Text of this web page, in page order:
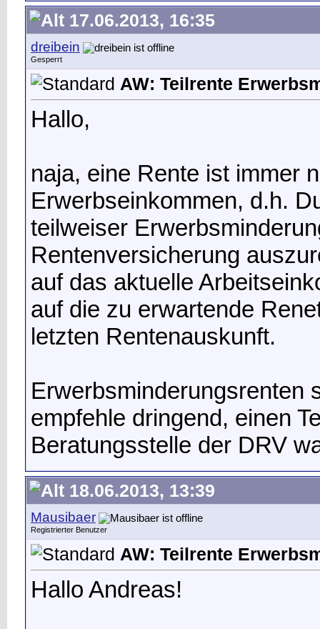
17.06.2013, 16:35
dreibein
Gesperrt
AW: Teilrente
Hallo,
naja, eine Rente ist immer
Erwerbseinkommen, d.h.
teilweiser
Rentenversicherung
auf das aktuelle
auf die zu erwartende
letzten Rentenauskunft.
Erwerbsminderungsrenten
empfehle dringend, einen
Beratungsstelle der DRV
18.06.2013, 13:39
Mausibaer
Registrierter Benutzer
AW: Teilrente
Hallo Andreas!